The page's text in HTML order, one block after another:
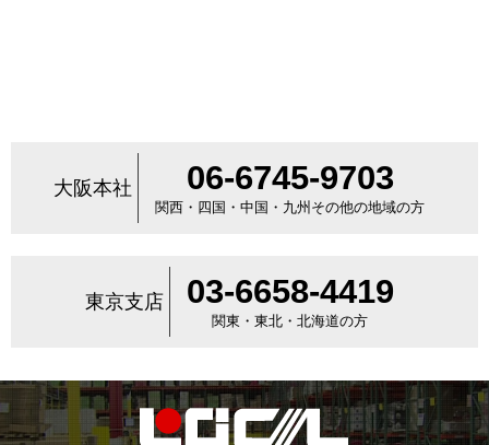
大阪本社 06-6745-9703
関西・四国・中国・九州その他の地域の方
東京支店 03-6658-4419
関東・東北・北海道の方